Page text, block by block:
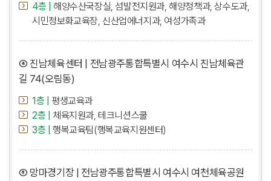
4층 |
해양수산국장실, 섬발전지원과, 해양정책과, 상수도과,
시민정보화교육장, 신산업에너지과, 여성가족과
④ 진남체육센터 | 전남광주통합특별시 여수시 진남체육관
길 74(오림동)
1층 |
평생교육과
2층 |
체육지원과, 테크니션스쿨
3층 |
행복교육팀(행복교육지원센터)
⑤ 망마경기장 | 전남광주통합특별시 여수시 여천체육공원